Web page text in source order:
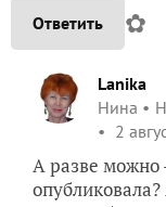
Ответить ✿
Lanika
Нина
2
А разве можно